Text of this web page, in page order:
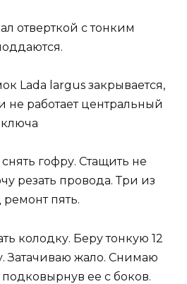
отверткой с тонким
гофру. Стащить не
резать провода. Три из
пять.
колодку. Беру тонкую 12
Затачиваю жало. Снимаю
ее с боков.